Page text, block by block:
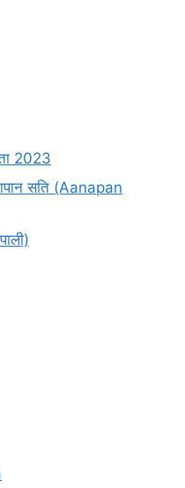
2023
सति (Aanapan